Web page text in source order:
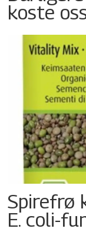
koste
Spirefrø
E. coli-